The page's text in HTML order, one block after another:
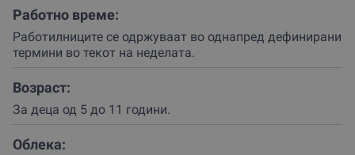
заштитни очила, влегувајќи во улога на вистински
научник.
Под водство на искусниот партнер, децата секоја
недела се соочуваат со нови предизвици – од хемиски
реакции кои менуваат бои, до физички експерименти
кои ја објаснуваат гравитацијата или електрицитетот.
Целта на организаторот е да создаде околина каде
Работно време:
Работилниците се одржуваат во однапред дефинирани
термини во текот на неделата.
Возраст:
За деца од 5 до 11 години.
Облека: